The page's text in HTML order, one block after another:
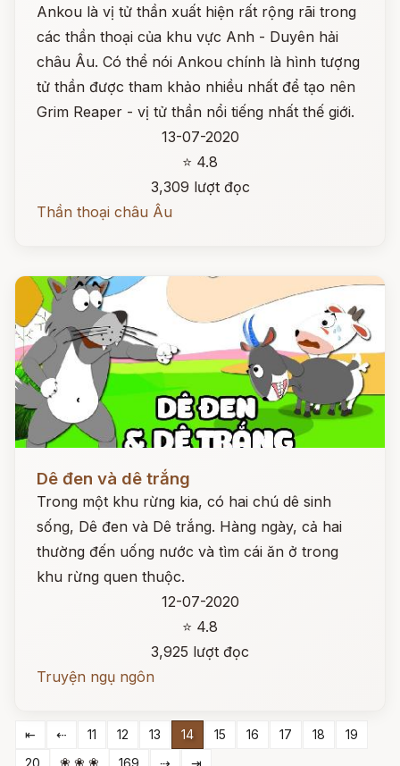
Ankou là vị tử thần xuất hiện rất rộng rãi trong
các thần thoại của khu vực Anh - Duyên hải
châu Âu. Có thể nói Ankou chính là hình tượng
tử thần được tham khảo nhiều nhất để tạo nên
Grim Reaper - vị tử thần nổi tiếng nhất thế giới.
13-07-2020
⭐ 4.8
3,309 lượt đọc
Thần thoại châu Âu
Dê đen và dê trắng
Trong một khu rừng kia, có hai chú dê sinh
sống, Dê đen và Dê trắng. Hàng ngày, cả hai
thường đến uống nước và tìm cái ăn ở trong
khu rừng quen thuộc.
12-07-2020
⭐ 4.8
3,925 lượt đọc
Truyện ngụ ngôn
⇤ ⇠ 11 12 13 14 15 16 17 18
19
20
❀ ❀ ❀ 169 ⇢ ⇥